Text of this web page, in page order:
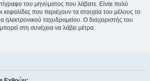
του μηνύματος που λάβατε. Είναι πολύ
που περιέχουν τα στοιχεία του μέλους το
ηλεκτρονικού ταχυδρομείου. Ο διαχειριστής του
στη συνέχεια να λάβει μέτρα.